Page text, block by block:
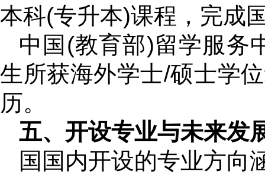
本科(专升本)课程，完成
中国(教育部)留学服务
生所获海外学士/硕士学
历。
五、开设专业与未来发
国国内开设的专业方向